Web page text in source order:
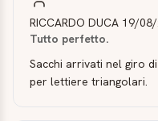
RICCARDO DUCA 19/
Tutto perfetto.
Sacchi arrivati nel giro
per lettiere triangolari.